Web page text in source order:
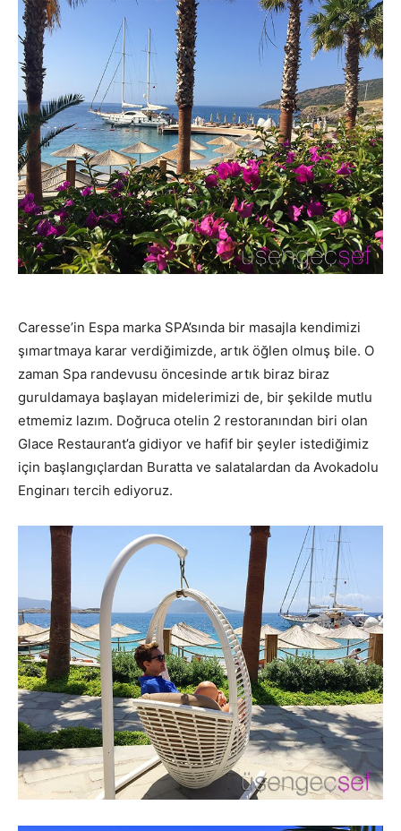
Caresse’in Espa marka SPA’sında bir masajla kendimizi
şımartmaya karar verdiğimizde, artık öğlen olmuş bile. O
zaman Spa randevusu öncesinde artık biraz biraz
guruldamaya başlayan midelerimizi de, bir şekilde mutlu
etmemiz lazım. Doğruca otelin 2 restoranından biri olan
Glace Restaurant’a gidiyor ve hafif bir şeyler istediğimiz
için başlangıçlardan Buratta ve salatalardan da Avokadolu
Enginarı tercih ediyoruz.